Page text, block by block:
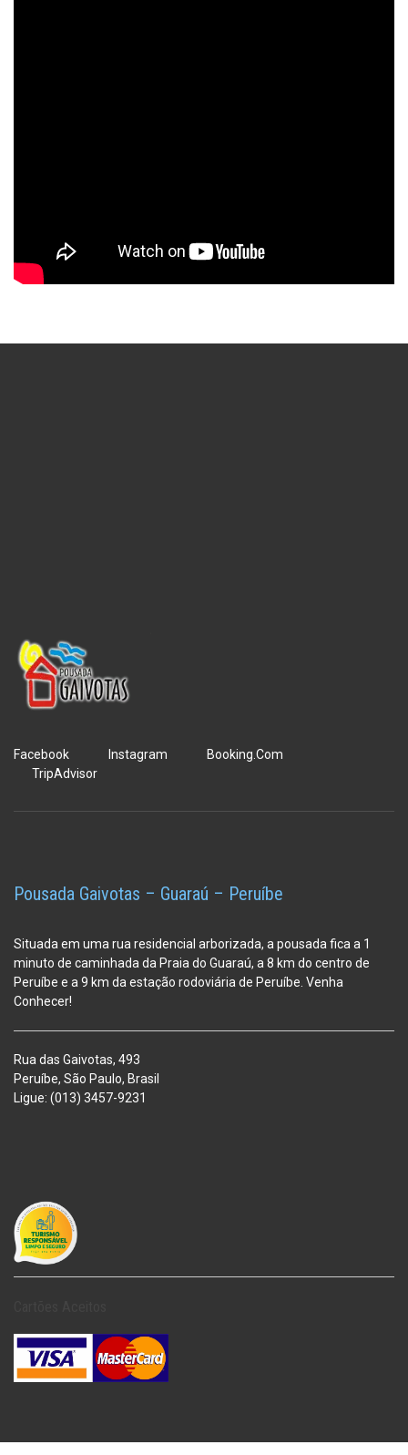
Facebook Instagram
Booking.Com
TripAdvisor
Pousada Gaivotas – Guaraú – Peruíbe
Situada em uma rua residencial arborizada, a pousada fica a 1
minuto de caminhada da Praia do Guaraú, a 8 km do centro de
Peruíbe e a 9 km da estação rodoviária de Peruíbe. Venha
Conhecer!
Rua das Gaivotas, 493
Peruíbe, São Paulo, Brasil
Ligue: (013) 3457-9231